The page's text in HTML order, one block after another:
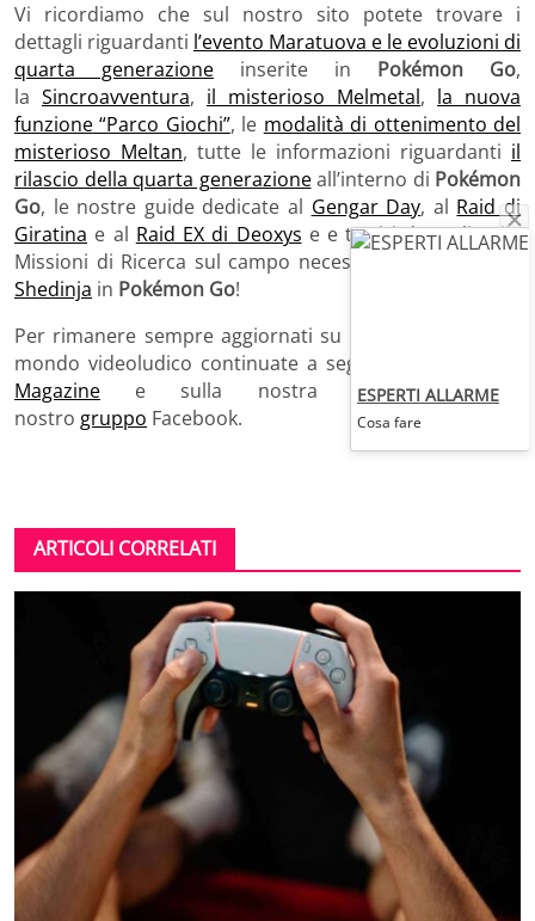
Vi ricordiamo che sul nostro sito potete trovare i
dettagli riguardanti l’evento Maratuova e le evoluzioni di
quarta generazione inserite in Pokémon Go,
la Sincroavventura, il misterioso Melmetal, la nuova
funzione “Parco Giochi”, le modalità di ottenimento del
misterioso Meltan, tutte le informazioni riguardanti il
rilascio della quarta generazioneall’interno di Pokémon
Go, le nostre guide dedicate al Gengar Day, al Raid di
Giratina e al Raid EX di Deoxys e e tutti i dettagli sulle
Missioni di Ricerca sul campo necessarie
Shedinja in Pokémon Go!
Per rimanere sempre aggiornati su
mondo videoludico continuate a seguirci qui su
Magazine e sulla nostra paginae nel
nostro gruppo Facebook.
ARTICOLI CORRELATI
ESPERTI ALLARME
Cosa fare